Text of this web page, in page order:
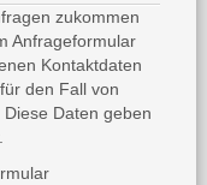
zukommen
Anfrageformular
Kontaktdaten
den Fall von
Daten geben